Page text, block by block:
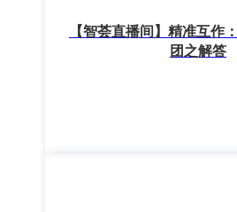
【智荟直播间】精准互作
团之解答